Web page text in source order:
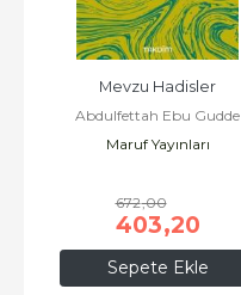
Sepete Ekle
Mevzu Hadisler
Abdulfettah Ebu Gudde
Maruf Yayınları
672,00
403,20